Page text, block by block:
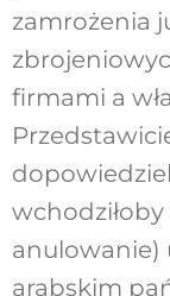
zamrożenia
firmami a
anulowanie)
arabskim